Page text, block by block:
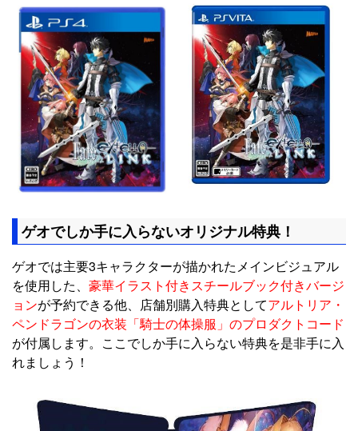
ゲオでしか手に入らないオリジナル特典！
ゲオでは主要3キャラクターが描かれたメインビジュアル
を使用した、 豪華イラスト付きスチールブック付きバージ
ョンが予約できる他、店舗別購入特典としてアルトリア・
ペンドラゴンの衣装「騎士の体操服」のプロダクトコード
が付属します。ここでしか手に入らない特典を是非手に入
れましょう！